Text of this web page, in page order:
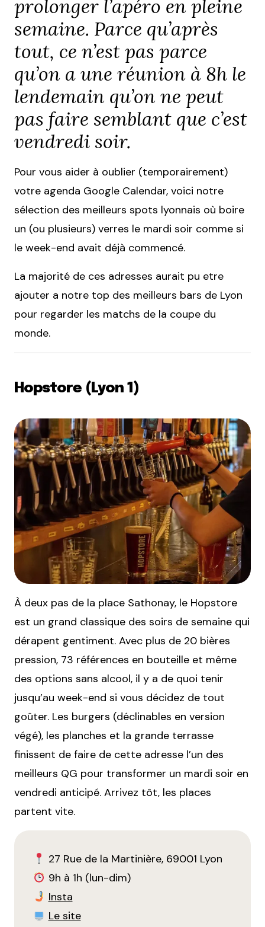
prolonger l’apéro en pleine
semaine. Parce qu’après
tout, ce n’est pas parce
qu’on a une réunion à 8h le
lendemain qu’on ne peut
pas faire semblant que c’est
vendredi soir.
Pour vous aider à oublier (temporairement)
votre agenda Google Calendar, voici notre
sélection des meilleurs spots lyonnais où boire
un (ou plusieurs) verres le mardi soir comme si
le week-end avait déjà commencé.
La majorité de ces adresses aurait pu etre
ajouter a notre top des meilleurs bars de Lyon
pour regarder les matchs de la coupe du
monde.
Hopstore (Lyon 1)
À deux pas de la place Sathonay, le Hopstore
est un grand classique des soirs de semaine qui
dérapent gentiment. Avec plus de 20 bières
pression, 73 références en bouteille et même
des options sans alcool, il y a de quoi tenir
jusqu’au week-end si vous décidez de tout
goûter. Les burgers (déclinables en version
végé), les planches et la grande terrasse
finissent de faire de cette adresse l’un des
meilleurs QG pour transformer un mardi soir en
vendredi anticipé. Arrivez tôt, les places
partent vite.
27 Rue de la Martinière, 69001 Lyon
9h à 1h (lun-dim)
Insta
Le site